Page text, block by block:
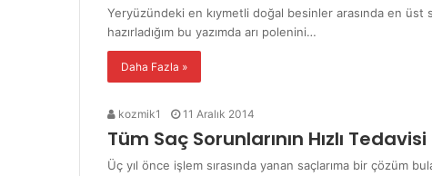
Yeryüzündeki en kıymetli doğal besinler arasında en üst
hazırladığım bu yazımda arı polenini…
Daha Fazla »
kozmik1 11 Aralık 2014
Tüm Saç Sorunlarının Hızlı
Üç yıl önce işlem sırasında yanan saçlarıma bir çözüm